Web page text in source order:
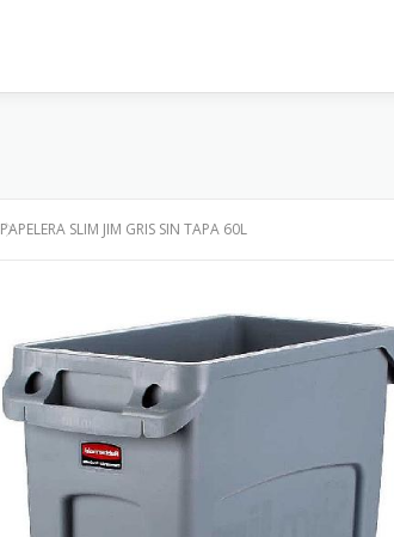
PAPELERA SLIM JIM GRIS SIN TAPA 60L